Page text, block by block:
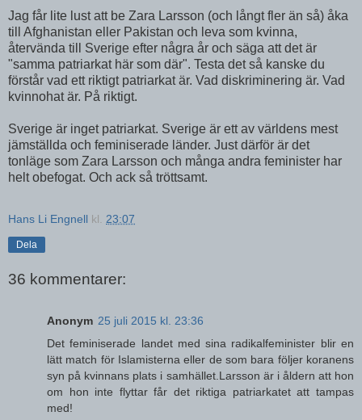
Jag får lite lust att be Zara Larsson (och långt fler än så) åka
till Afghanistan eller Pakistan och leva som kvinna,
återvända till Sverige efter några år och säga att det är
"samma patriarkat här som där". Testa det så kanske du
förstår vad ett riktigt patriarkat är. Vad diskriminering är. Vad
kvinnohat är. På riktigt.
Sverige är inget patriarkat. Sverige är ett av världens mest
jämställda och feminiserade länder. Just därför är det
tonläge som Zara Larsson och många andra feminister har
helt obefogat. Och ack så tröttsamt.
Hans Li Engnell kl. 23:07
Dela
36 kommentarer:
Anonym 25 juli 2015 kl. 23:36
Det feminiserade landet med sina radikalfeminister blir en
lätt match för Islamisterna eller de som bara följer koranens
syn på kvinnans plats i samhället.Larsson är i åldern att hon
om hon inte flyttar får det riktiga patriarkatet att tampas
med!